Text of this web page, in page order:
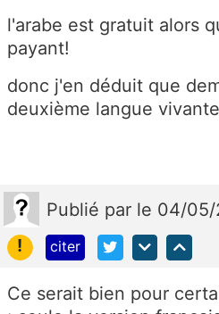
l'arabe est gratuit alors
payant!
donc j'en déduit que
deuxième langue
Publié par le 04/05/
!
citer
Ce serait bien pour